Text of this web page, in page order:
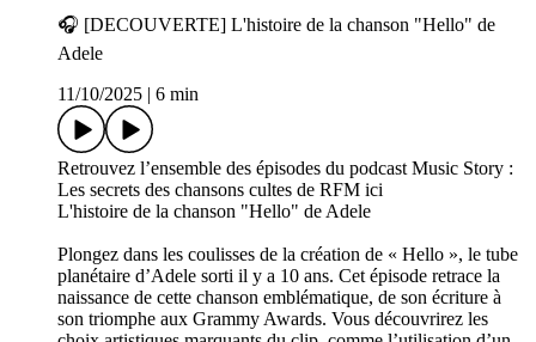
🎧 [DECOUVERTE] L'histoire de la chanson "Hello" de
Adele
11/10/2025
6 min
Retrouvez l’ensemble des épisodes du podcast Music Story :
Les secrets des chansons cultes de RFM ici
L'histoire de la chanson "Hello" de Adele
Plongez dans les coulisses de la création de « Hello », le tube
planétaire d’Adele sorti il y a 10 ans. Cet épisode retrace la
naissance de cette chanson emblématique, de son écriture à
son triomphe aux Grammy Awards. Vous découvrirez les